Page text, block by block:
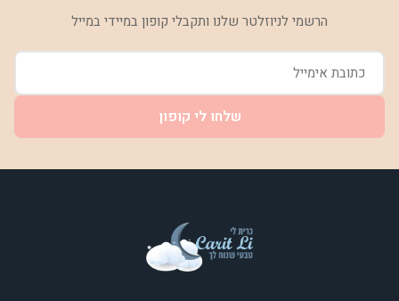
הרשמי לניוזלטר שלנו ותקבלי קופון במיידי במייל
שלחו לי קופון